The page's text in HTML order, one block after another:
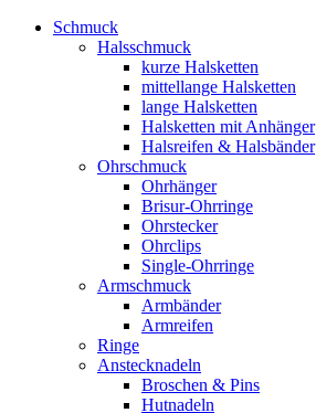
Schmuck
Halsschmuck
kurze Halsketten
mittellange Halsketten
lange Halsketten
Halsketten mit Anhänger
Halsreifen & Halsbänder
Ohrschmuck
Ohrhänger
Brisur-Ohrringe
Ohrstecker
Ohrclips
Single-Ohrringe
Armschmuck
Armbänder
Armreifen
Ringe
Anstecknadeln
Broschen & Pins
Hutnadeln